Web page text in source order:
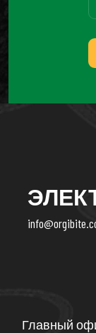
Главный офис: